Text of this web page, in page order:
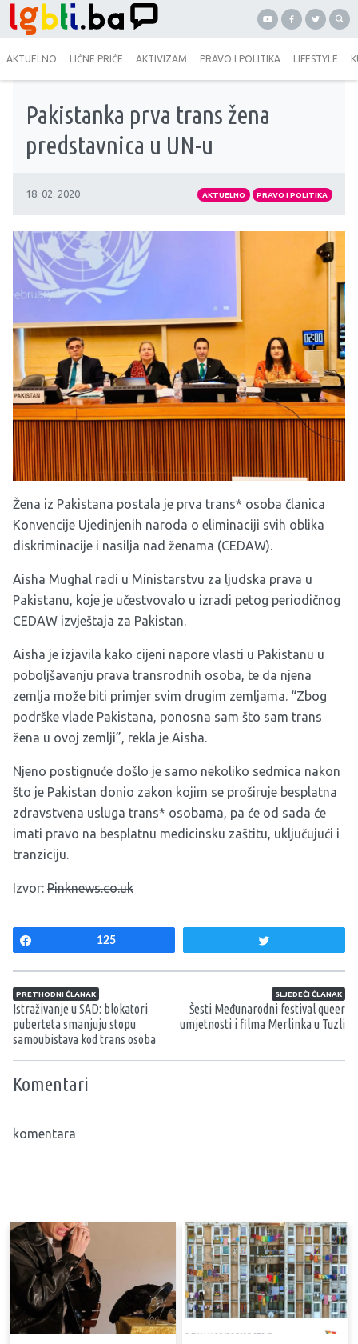
AKTUELNO LIČNE PRIČE AKTIVIZAM PRAVO I POLITIKA LIFESTYLE
Pakistanka prva trans žena
predstavnica u UN-u
18. 02. 2020 AKTUELNO PRAVO I POLITIKA
Žena iz Pakistana postala je prva trans* osoba članica
Konvencije Ujedinjenih naroda o eliminaciji svih oblika
diskriminacije i nasilja nad ženama (CEDAW).
Aisha Mughal radi u Ministarstvu za ljudska prava u
Pakistanu, koje je učestvovalo u izradi petog periodičnog
CEDAW izvještaja za Pakistan.
Aisha je izjavila kako cijeni napore vlasti u Pakistanu u
poboljšavanju prava transrodnih osoba, te da njena
zemlja može biti primjer svim drugim zemljama. “Zbog
podrške vlade Pakistana, ponosna sam što sam trans
žena u ovoj zemlji”, rekla je Aisha.
Njeno postignuće došlo je samo nekoliko sedmica nakon
što je Pakistan donio zakon kojim se proširuje besplatna
zdravstvena usluga trans* osobama, pa će od sada će
imati pravo na besplatnu medicinsku zaštitu, uključujući i
tranziciju.
Izvor: Pinknews.co.uk
125
Navigacija članaka
PRETHODNI ČLANAK
Istraživanje u SAD: blokatori
puberteta smanjuju stopu
samoubistava kod trans osoba
SLJEDEĆI ČLANAK
Šesti Međunarodni festival queer
umjetnosti i filma Merlinka u Tuzli
Komentari
komentara